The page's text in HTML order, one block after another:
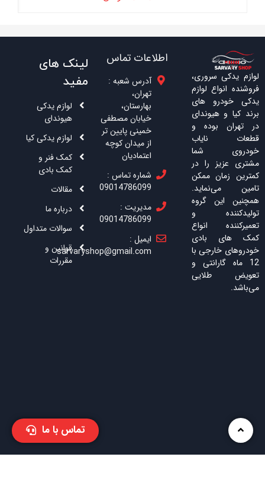
لوازم یدکی سروری،
فروشنده انواع لوازم
یدکی خودرو های
برند کیا و هیوندای
در تهران بوده و
قطعات نایاب
خودروی شما
مشتری عزیز را در
کمترین زمان ممکن
تامین می‌نماید.
همچنین این گروه
تولیدکننده و
تعمیرکننده انواع
کمک های بادی
خودروهای خارجی با
12 ماه گارانتی و
تعویض طلایی
می‌باشد.
تماس با ما
اطلاعات تماس
آدرس شعبه :
تهران،
بهارستان،
خیابان مصطفی
خمینی پایین تر
از میدان کوچه
اعتمادیان
شماره تماس :
09014786099
مدیریت :
09014786099
ایمیل :
sarvaryshop@gmail.com
لینک های
مفید
لوازم یدکی
هیوندای
لوازم یدکی کیا
کمک فنر و
کمک بادی
مقالات
درباره ما
سوالات متداول
قوانین و
مقررات